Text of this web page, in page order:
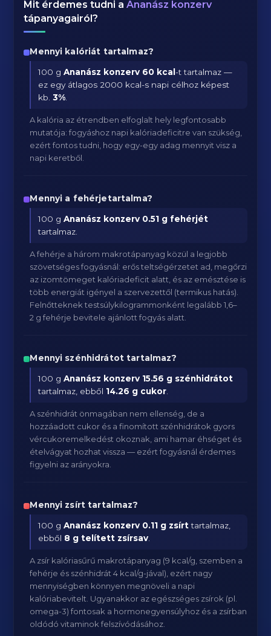
Mit érdemes tudni aAnanász konzerv
tápanyagairól?
Mennyi kalóriát tartalmaz?
100 gAnanász konzerv 60 kcal-t tartalmaz —
ez egy átlagos 2000 kcal-s napi célhoz képest
kb.3%
A kalória az étrendben elfoglalt hely legfontosabb
mutatója: fogyáshoz napi kalóriadeficitre van szükség,
ezért fontos tudni, hogy egy-egy adag mennyit visz a
napi keretből.
Mennyi a fehérjetartalma?
100 gAnanász konzerv 0.51 g fehérjét
tartalmaz.
A fehérje a három makrotápanyag közül a legjobb
szövetséges fogyásnál: erős teltségérzetet ad, megőrzi
az izomtömeget kalóriadeficit alatt, és az emésztése is
több energiát igényel a szervezettől (termikus hatás).
Felnőtteknek testsúlykilogrammonként legalább 1,6–
2 g fehérje bevitele ajánlott fogyás alatt.
Mennyi szénhidrátot tartalmaz?
100 gAnanász konzerv 15.56 g szénhidrátot
tartalmaz, ebből 14.26 g cukor
A szénhidrát önmagában nem ellenség, de a
hozzáadott cukor és a finomított szénhidrátok gyors
vércukoremelkedést okoznak, ami hamar éhséget és
ételvágyat hozhat vissza — ezért fogyásnál érdemes
figyelni az arányokra.
Mennyi zsírt tartalmaz?
100 gAnanász konzerv 0.11 g zsírttartalmaz,
ebből 8 g telített zsírsav
A zsír kalóriasűrű makrotápanyag (9 kcal/g, szemben a
fehérje és szénhidrát 4 kcal/g-jával), ezért nagy
mennyiségben könnyen megnöveli a napi
kalóriabevitelt. Ugyanakkor az egészséges zsírok (pl.
omega-3) fontosak a hormonegyensúlyhoz és a zsírban
oldódó vitaminok felszívódásához.